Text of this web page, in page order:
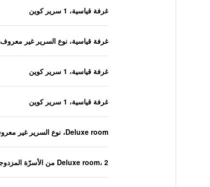
غرفة قياسية، 1 سرير كوين
غرفة قياسية، نوع السرير غير معروف
غرفة قياسية، 1 سرير كوين
غرفة قياسية، 1 سرير كوين
Deluxe room، نوع السرير غير معروف
Deluxe room، 2 من الأسرّة المزدوجة